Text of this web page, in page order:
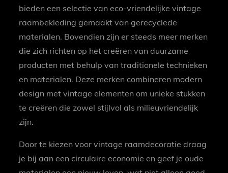
bieden een selectie van eco-vriendelijke vintage
raambekleding gemaakt van gerecyclede
materialen. Bovendien zijn er steeds meer merken
die zich richten op het creëren van duurzame
producten met behulp van traditionele technieken
en materialen. Deze merken combineren modern
design met vintage elementen om unieke stukken
te creëren die zowel stijlvol als milieuvriendelijk
zijn.
Door te kiezen voor vintage raamdecoratie draag
je bij aan een circulaire economie en geef je oude